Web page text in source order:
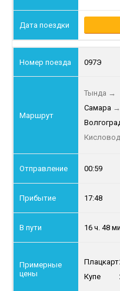
097Э
Тында →
Самара →
00:59
17:48
16 ч. 48
Плацкарт
Купе